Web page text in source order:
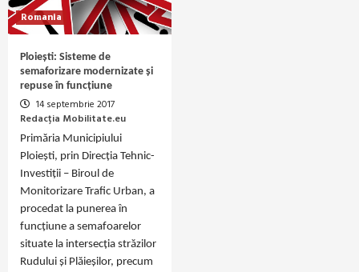
Romania
Ploiești: Sisteme de
semaforizare modernizate și
repuse în funcțiune
14 septembrie 2017
Redacția Mobilitate.eu
Primăria Municipiului
Ploiești, prin Direcția Tehnic-
Investiții – Biroul de
Monitorizare Trafic Urban, a
procedat la punerea în
funcțiune a semafoarelor
situate la intersecția străzilor
Rudului și Plăieșilor, precum